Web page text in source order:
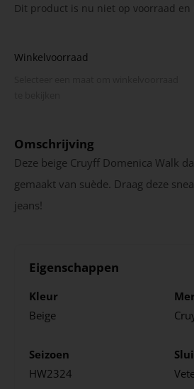
Dit product is nu niet op voorraad en
Winkelvoorraad
Omschrijving
Deze beige Cruyff Domenica Walk
gemaakt van suède. Draag deze
jeans!
Eigenschappen
Kleur
Beige
Seizoen
HW2324